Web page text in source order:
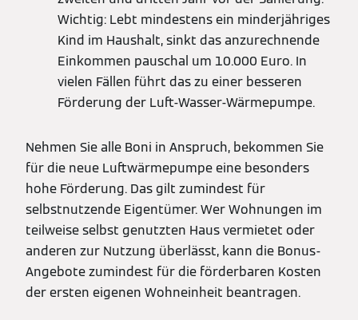
Wichtig: Lebt mindestens ein minderjähriges
Kind im Haushalt, sinkt das anzurechnende
Einkommen pauschal um 10.000 Euro. In
vielen Fällen führt das zu einer besseren
Förderung der Luft-Wasser-Wärmepumpe.
Nehmen Sie alle Boni in Anspruch, bekommen Sie
für die neue Luftwärmepumpe eine besonders
hohe Förderung. Das gilt zumindest für
selbstnutzende Eigentümer. Wer Wohnungen im
teilweise selbst genutzten Haus vermietet oder
anderen zur Nutzung überlässt, kann die Bonus-
Angebote zumindest für die förderbaren Kosten
der ersten eigenen Wohneinheit beantragen.